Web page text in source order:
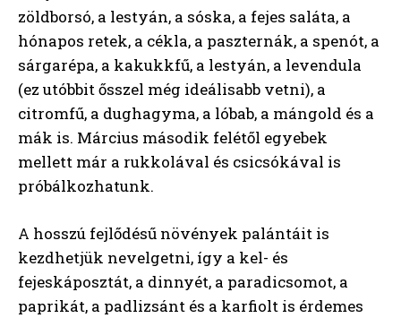
zöldborsó, a lestyán, a sóska, a fejes saláta, a
hónapos retek, a cékla, a paszternák, a spenót, a
sárgarépa, a kakukkfű, a lestyán, a levendula
(ez utóbbit ősszel még ideálisabb vetni), a
citromfű, a dughagyma, a lóbab, a mángold és a
mák is. Március második felétől egyebek
mellett már a rukkolával és csicsókával is
próbálkozhatunk.
A hosszú fejlődésű növények palántáit is
kezdhetjük nevelgetni, így a kel- és
fejeskáposztát, a dinnyét, a paradicsomot, a
paprikát, a padlizsánt és a karfiolt is érdemes